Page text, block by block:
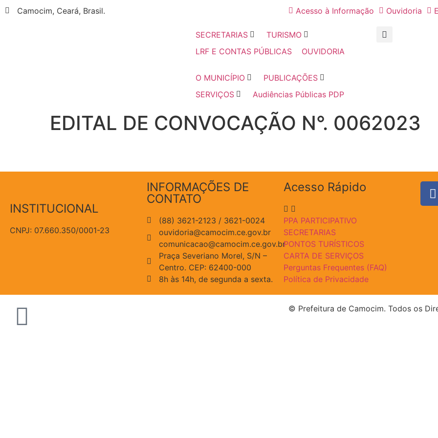
Camocim, Ceará, Brasil. Acesso à Informação Ouvidoria
SECRETARIAS
TURISMO
LRF E CONTAS PÚBLICAS
OUVIDORIA
O MUNICÍPIO
PUBLICAÇÕES
SERVIÇOS
Audiências Públicas PDP
EDITAL DE CONVOCAÇÃO N°. 0062023
INSTITUCIONAL
CNPJ: 07.660.350/0001-23
INFORMAÇÕES DE
CONTATO
(88) 3621-2123 / 3621-0024
ouvidoria@camocim.ce.gov.br
comunicacao@camocim.ce.gov.br
Praça Severiano Morel, S/N –
Centro. CEP: 62400-000
8h às 14h, de segunda a sexta.
Acesso Rápido
PPA PARTICIPATIVO
SECRETARIAS
PONTOS TURÍSTICOS
CARTA DE SERVIÇOS
Perguntas Frequentes (FAQ)
Política de Privacidade
© Prefeitura de Camocim. Todos os